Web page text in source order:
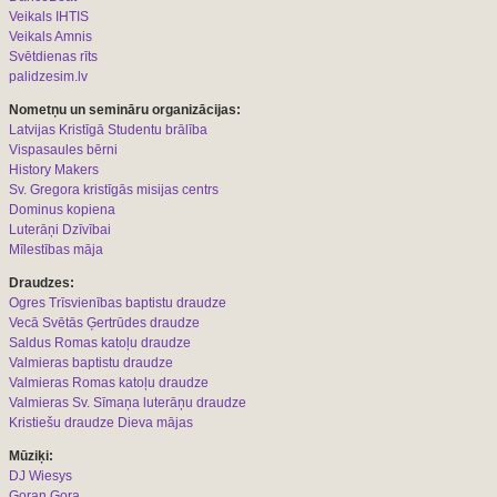
Veikals IHTIS
Veikals Amnis
Svētdienas rīts
palidzesim.lv
Nometņu un semināru organizācijas:
Latvijas Kristīgā Studentu brālība
Vispasaules bērni
History Makers
Sv. Gregora kristīgās misijas centrs
Dominus kopiena
Luterāņi Dzīvībai
Mīlestības māja
Draudzes:
Ogres Trīsvienības baptistu draudze
Vecā Svētās Ģertrūdes draudze
Saldus Romas katoļu draudze
Valmieras baptistu draudze
Valmieras Romas katoļu draudze
Valmieras Sv. Sīmaņa luterāņu draudze
Kristiešu draudze Dieva mājas
Mūziķi:
DJ Wiesys